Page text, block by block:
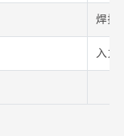
焊接
入力